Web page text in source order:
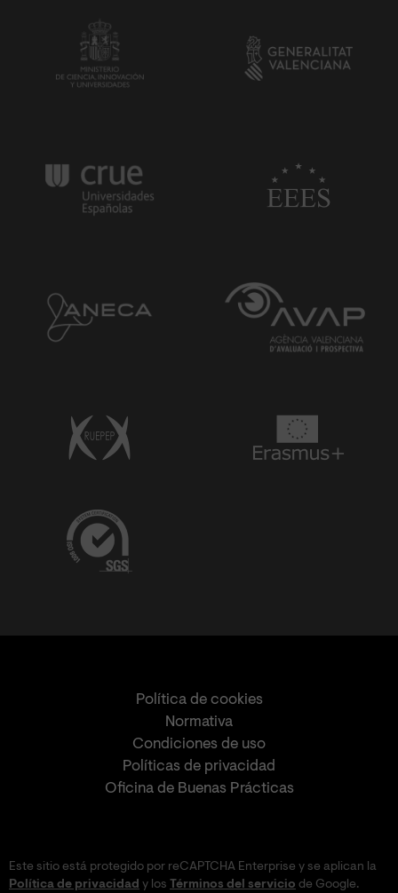
Política de cookies
Normativa
Condiciones de uso
Políticas de privacidad
Oficina de Buenas Prácticas
Este sitio está protegido por reCAPTCHA Enterprise y se aplican la
Política de privacidad y los Términos del servicio de Google.